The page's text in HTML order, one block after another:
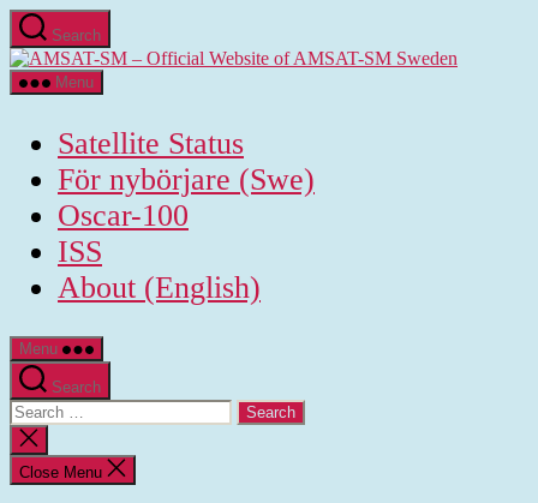
Skip
to
the
content
Search
Menu
Satellite Status
För nybörjare (Swe)
Oscar-100
ISS
About (English)
Menu
Search
Search
for:
Close
search
Close Menu